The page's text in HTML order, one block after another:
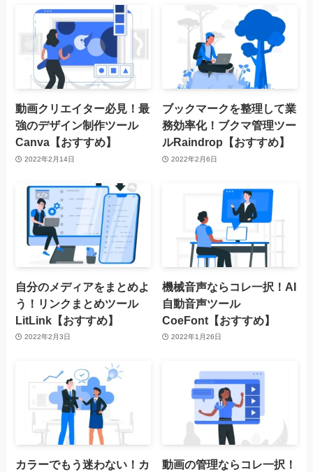
動画クリエイター必見！最
強のデザイン制作ツール
Canva【おすすめ】
2022年2月14日
ブックマークを整理して業
務効率化！ブクマ管理ツー
ルRaindrop【おすすめ】
2022年2月6日
自分のメディアをまとめよ
う！リンクまとめツール
LitLink【おすすめ】
2022年2月3日
機械音声ならコレ一択！AI
自動音声ツール
CoeFont【おすすめ】
2022年1月26日
カラーでもう迷わない！カ
動画の管理ならコレ一択！